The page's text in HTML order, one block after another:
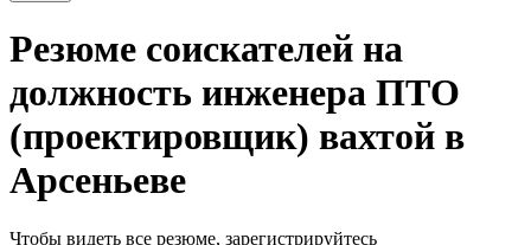
Резюме соискателей на
должность инженера ПТО
(проектировщик) вахтой в
Арсеньеве
Чтобы видеть все резюме, зарегистрируйтесь